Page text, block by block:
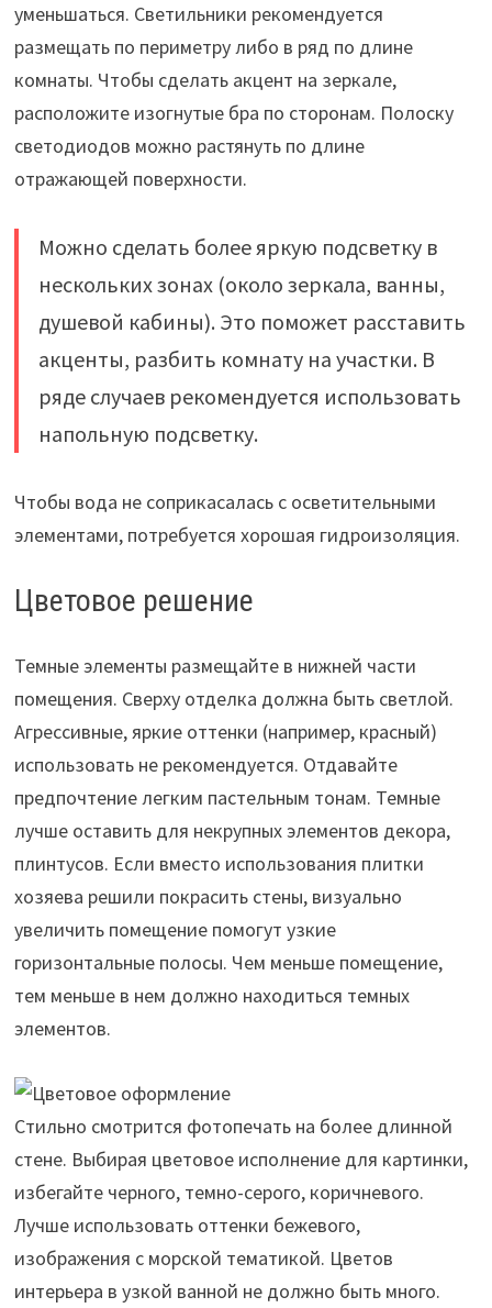
уменьшаться. Светильники рекомендуется
размещать по периметру либо в ряд по длине
комнаты. Чтобы сделать акцент на зеркале,
расположите изогнутые бра по сторонам. Полоску
светодиодов можно растянуть по длине
отражающей поверхности.
Можно сделать более яркую подсветку в
нескольких зонах (около зеркала, ванны,
душевой кабины). Это поможет расставить
акценты, разбить комнату на участки. В
ряде случаев рекомендуется использовать
напольную подсветку.
Чтобы вода не соприкасалась с осветительными
элементами, потребуется хорошая гидроизоляция.
Цветовое решение
Темные элементы размещайте в нижней части
помещения. Сверху отделка должна быть светлой.
Агрессивные, яркие оттенки (например, красный)
использовать не рекомендуется. Отдавайте
предпочтение легким пастельным тонам. Темные
лучше оставить для некрупных элементов декора,
плинтусов. Если вместо использования плитки
хозяева решили покрасить стены, визуально
увеличить помещение помогут узкие
горизонтальные полосы. Чем меньше помещение,
тем меньше в нем должно находиться темных
элементов.
Стильно смотрится фотопечать на более длинной
стене. Выбирая цветовое исполнение для картинки,
избегайте черного, темно-серого, коричневого.
Лучше использовать оттенки бежевого,
изображения с морской тематикой. Цветов
интерьера в узкой ванной не должно быть много.